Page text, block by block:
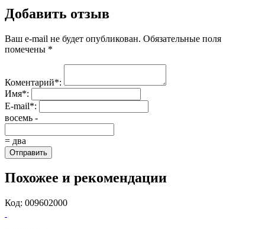
Добавить отзыв
Ваш e-mail не будет опубликован. Обязательные поля
помечены *
Коментарий*:
Имя*:
E-mail*:
восемь -
= два
Отправить
Похожее и рекомендации
Код: 009602000